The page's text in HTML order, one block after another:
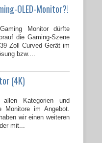
OLED-Monitor?!
Monitor dürfte
die Gaming-Szene
Zoll Curved Gerät im
bzw....
(4K)
Kategorien und
Monitore im Angebot.
haben wir einen weiteren
mit...